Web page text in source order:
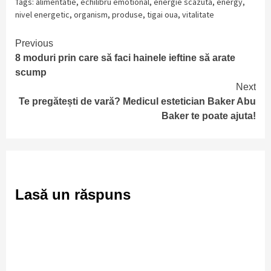
nivel energetic, organism, produse, tigai oua, vitalitate
Continue
Reading
Previous
8 moduri prin care să faci hainele ieftine să arate
scump
Next
Te pregătești de vară? Medicul estetician Baker Abu
Baker te poate ajuta!
Lasă un răspuns